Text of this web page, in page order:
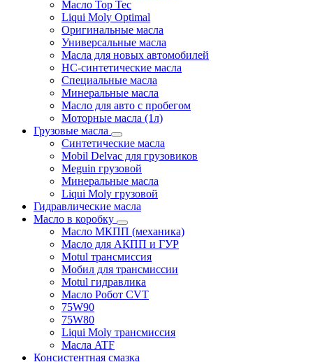
Масло Top Tec
Liqui Moly Optimal
Оригинальные масла
Универсальные масла
Масла для новых автомобилей
HC-синтетические масла
Специальные масла
Минеральные масла
Масло для авто с пробегом
Моторные масла (1л)
Грузовые масла
Синтетические масла
Mobil Delvac для грузовиков
Meguin грузовой
Минеральные масла
Liqui Moly грузовой
Гидравлические масла
Масло в коробку
Масло МКПП (механика)
Масло для АКПП и ГУР
Motul трансмиссия
Мобил для трансмиссии
Motul гидравлика
Масло Робот CVT
75W90
75W80
Liqui Moly трансмиссия
Масла ATF
Консистентная смазка